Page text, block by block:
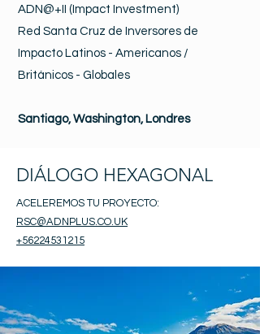
ADN@+II (Impact Investment)
Red Santa Cruz de Inversores de
Impacto Latinos - Americanos /
Británicos - Globales
Santiago, Washington, Londres
DIÁLOGO HEXAGONAL
ACELEREMOS TU PROYECTO:
RSC@ADNPLUS.CO.UK
+56224531215